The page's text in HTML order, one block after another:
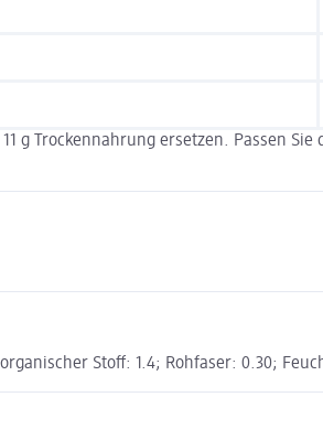
g Trockennahrung ersetzen. Passen
Stoff: 1.4; Rohfaser: 0.30;